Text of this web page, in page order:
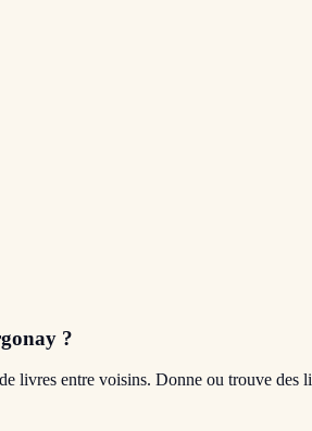
?
livres entre voisins. Donne ou trouve des